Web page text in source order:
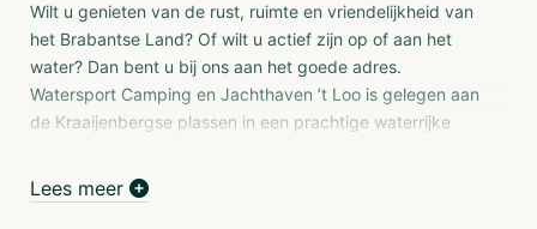
Wilt u genieten van de rust, ruimte en vriendelijkheid van
het Brabantse Land? Of wilt u actief zijn op of aan het
water? Dan bent u bij ons aan het goede adres.
Watersport Camping en Jachthaven ’t Loo is gelegen aan
de Kraaijenbergse plassen in een prachtige waterrijke
het hele jaar terecht.
Lees meer